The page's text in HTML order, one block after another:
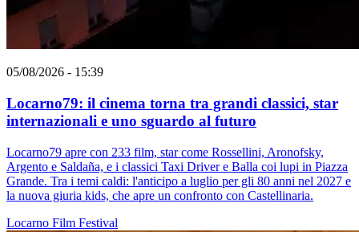
05/08/2026 - 15:39
Locarno79: il cinema torna tra grandi classici, star
internazionali e uno sguardo al futuro
Locarno79 apre con 233 film, star come Rossellini, Aronofsky,
Argento e Saldaña, e i classici Taxi Driver e Balla coi lupi in Piazza
Grande. Tra i temi caldi: l'anticipo a luglio per gli 80 anni nel 2027 e
la nuova giuria kids, che apre un confronto con Castellinaria.
Locarno Film Festival